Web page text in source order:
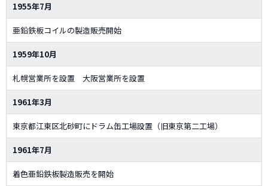
1955年7月
亜鉛鉄板コイルの製造販売開始
1959年10月
札幌営業所を設置 大阪営業所を設置
1961年3月
東京都江東区北砂町にドラム缶工場設置（旧東京第二工場）
1961年7月
着色亜鉛鉄板製造販売を開始